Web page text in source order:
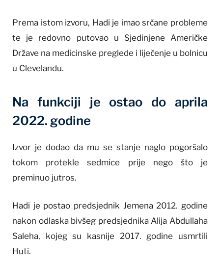
Prema istom izvoru, Hadi je imao srčane probleme
te je redovno putovao u Sjedinjene Američke
Države na medicinske preglede i liječenje u bolnicu
u Clevelandu.
Na funkciji je ostao do aprila
2022. godine
Izvor je dodao da mu se stanje naglo pogoršalo
tokom protekle sedmice prije nego što je
preminuo jutros.
Hadi je postao predsjednik Jemena 2012. godine
nakon odlaska bivšeg predsjednika Alija Abdullaha
Saleha, kojeg su kasnije 2017. godine usmrtili
Huti.